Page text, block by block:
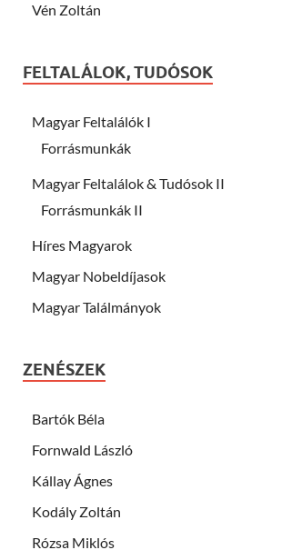
Vén Zoltán
FELTALÁLOK, TUDÓSOK
Magyar Feltalálók I
Forrásmunkák
Magyar Feltalálok & Tudósok II
Forrásmunkák II
Híres Magyarok
Magyar Nobeldíjasok
Magyar Találmányok
ZENÉSZEK
Bartók Béla
Fornwald László
Kállay Ágnes
Kodály Zoltán
Rózsa Miklós